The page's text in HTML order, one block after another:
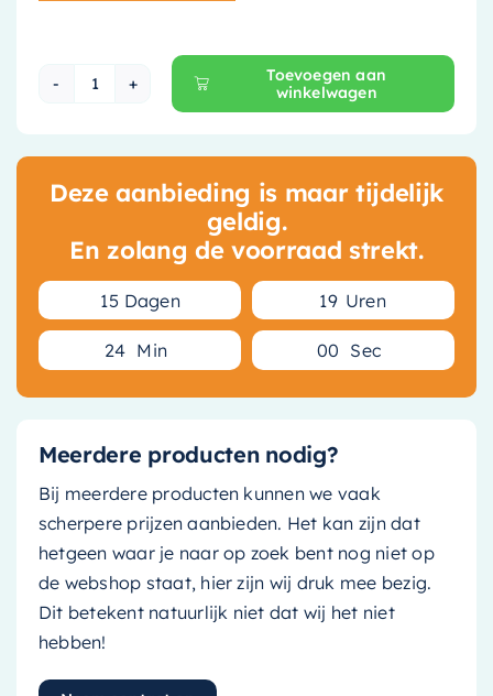
Hotbath Mate Thermostaat Set - Met 1
Toevoegen aan
winkelwagen
Deze aanbieding is maar tijdelijk
geldig.
En zolang de voorraad strekt.
15 Dagen 19 Uren
24 Min 00 Sec
Meerdere producten nodig?
Bij meerdere producten kunnen we vaak
scherpere prijzen aanbieden. Het kan zijn dat
hetgeen waar je naar op zoek bent nog niet op
de webshop staat, hier zijn wij druk mee bezig.
Dit betekent natuurlijk niet dat wij het niet
hebben!